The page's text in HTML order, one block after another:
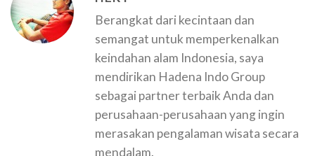
Berangkat dari kecintaan dan
semangat untuk memperkenalkan
keindahan alam Indonesia, saya
mendirikan Hadena Indo Group
sebagai partner terbaik Anda dan
perusahaan-perusahaan yang ingin
merasakan pengalaman wisata secara
mendalam.